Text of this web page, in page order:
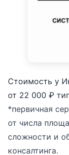
Стоимость у
от 22 000 ₽
*первичная
от числа
сложности и
консалтинга.